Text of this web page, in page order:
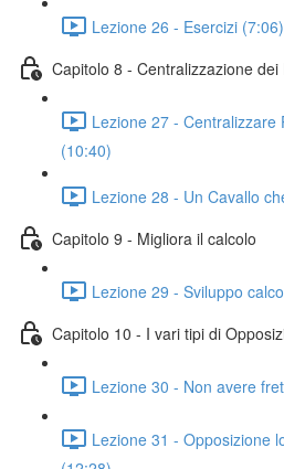
Lezione 26 - Esercizi (7:06)
Capitolo 8 - Centralizzazione dei
Lezione 27 - Centralizzare
(10:40)
Lezione 28 - Un Cavallo
Capitolo 9 - Migliora il calcolo
Lezione 29 - Sviluppo
Capitolo 10 - I vari tipi di
Lezione 30 - Non avere
Lezione 31 - Opposizione